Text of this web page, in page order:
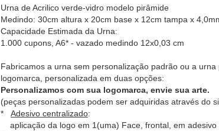
Urna de Acrilico verde-vidro modelo pirâmide
Medindo: 30cm altura x 20cm base x 12cm tampa x
Capacidade Estimada da Urna:
1.000 cupons, A6* - vazado medindo 12x0,03 cm
Fabricamos a urna sem personalização padrão ou a
logomarca, personalizada em duas opções:
Personalizamos com sua logomarca, envie sua arte.
(peças personalizadas podem ser adquiridas através do
* Adesivo centralizado:
aplicação da logo em 1(uma) Face, frontal, em